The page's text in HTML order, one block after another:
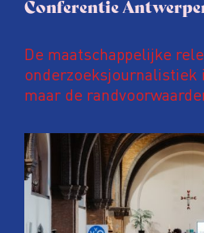
Conferentie
De maatschappelijke
onderzoeksjournalistiek
maar de
kwetsbaar. Tijdens de
Conferentie duiken we
ongemakkelijke
en urgente blik op de